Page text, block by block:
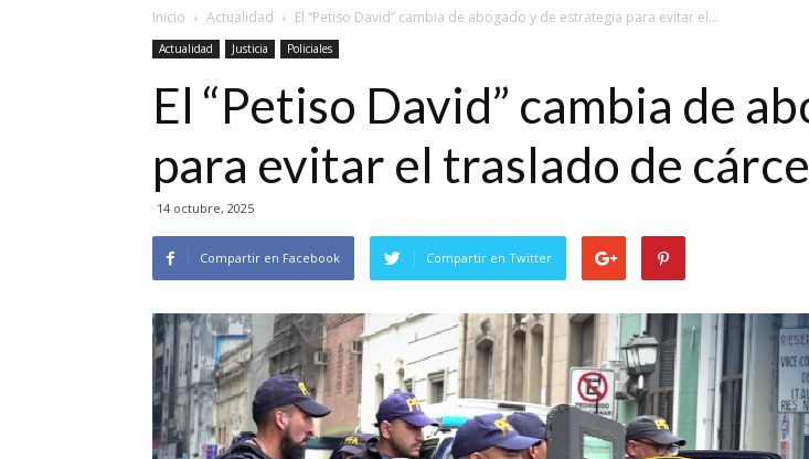
Inicio Actualidad El “Petiso David” cambia de abogado y de estrategia para evitar el...
Actualidad Justicia Policiales
El “Petiso David” cambia de
para evitar el traslado de
14 octubre, 2025
Compartir en Facebook Compartir en Twitter